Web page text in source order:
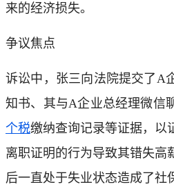
来的经济损失。
争议焦点
诉讼中，张三向法院提交了A
知书、其与A企业总经理微信
个税缴纳查询记录等证据，以
离职证明的行为导致其错失高
后一直处于失业状态造成了社